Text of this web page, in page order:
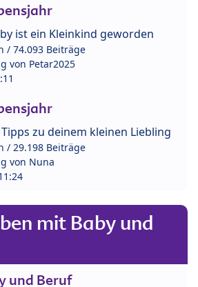
ist ein Kleinkind geworden
/ 74.093 Beiträge
von Petar2025
zu deinem kleinen Liebling
/ 29.198 Beiträge
von Nuna
mit Baby und
und Beruf